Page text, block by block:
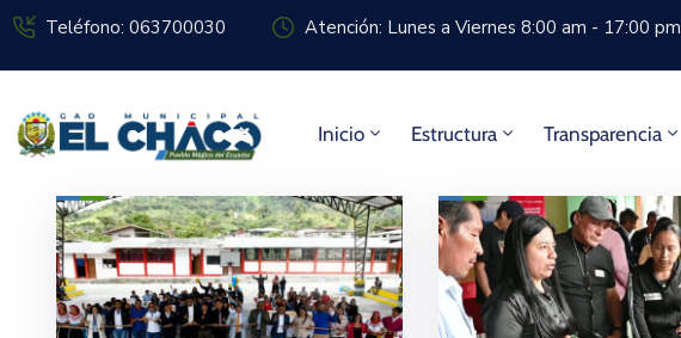
Teléfono: 063700030 Atención: Lunes a Viernes 8:00 am - 17:00 pm
Inicio Estructura Transparencia